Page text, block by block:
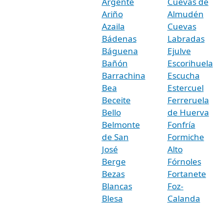
Ariño
Azaila
Bádenas
Báguena
Bañón
Barrachina
Bea
Beceite
Bello
Belmonte
de San
José
Berge
Bezas
Blancas
Blesa
Almudén
Cuevas
Labradas
Ejulve
Escorihuela
Escucha
Estercuel
Ferreruela
de Huerva
Fonfría
Formiche
Alto
Fórnoles
Fortanete
Foz-
Calanda